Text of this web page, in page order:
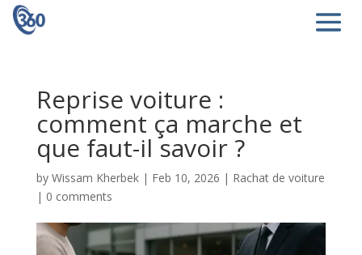
Reprise voiture :
comment ça marche et
que faut-il savoir ?
by Wissam Kherbek| Feb 10, 2026 | Rachat de voiture
| 0 comments